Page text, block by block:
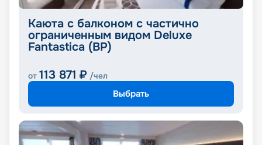
Каюта с балконом с частично
ограниченным видом Deluxe
Fantastica (BP)
от 113 871 ₽ /чел
Выбрать